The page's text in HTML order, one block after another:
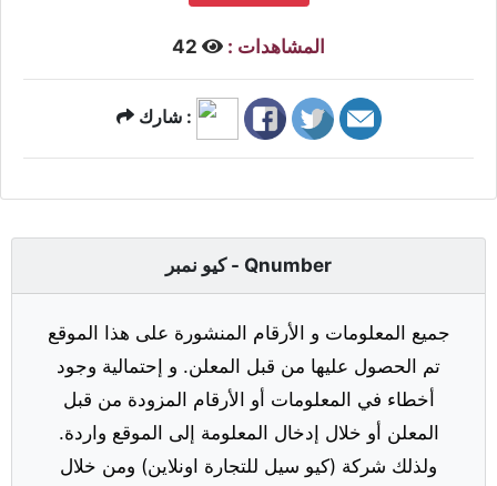
المشاهدات :
شارك :
كيو نمبر - Qnumber
جميع المعلومات و الأرقام المنشورة على هذا الموقع
تم الحصول عليها من قبل المعلن. و إحتمالية وجود
أخطاء في المعلومات أو الأرقام المزودة من قبل
المعلن أو خلال إدخال المعلومة إلى الموقع واردة.
ولذلك شركة (كيو سيل للتجارة اونلاين) ومن خلال